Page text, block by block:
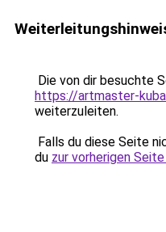
Die von dir besuchte
https://artmaster-
weiterzuleiten.
Falls du diese Seite
du zur vorherigen